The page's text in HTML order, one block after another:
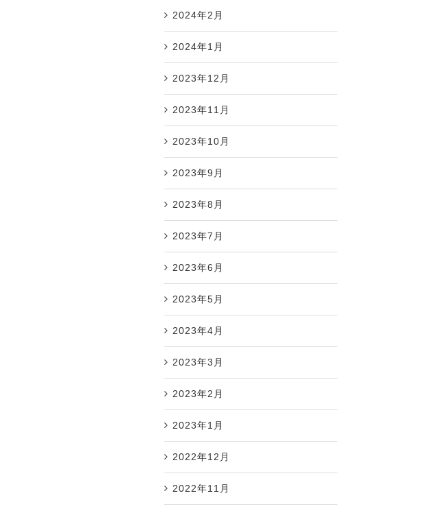
2024年2月
2024年1月
2023年12月
2023年11月
2023年10月
2023年9月
2023年8月
2023年7月
2023年6月
2023年5月
2023年4月
2023年3月
2023年2月
2023年1月
2022年12月
2022年11月